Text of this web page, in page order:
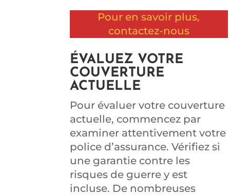
Pour en savoir plus,
contactez-nous
ÉVALUEZ VOTRE
COUVERTURE
ACTUELLE
Pour évaluer votre couverture
actuelle, commencez par
examiner attentivement votre
police d’assurance. Vérifiez si
une garantie contre les
risques de guerre y est
incluse. De nombreuses